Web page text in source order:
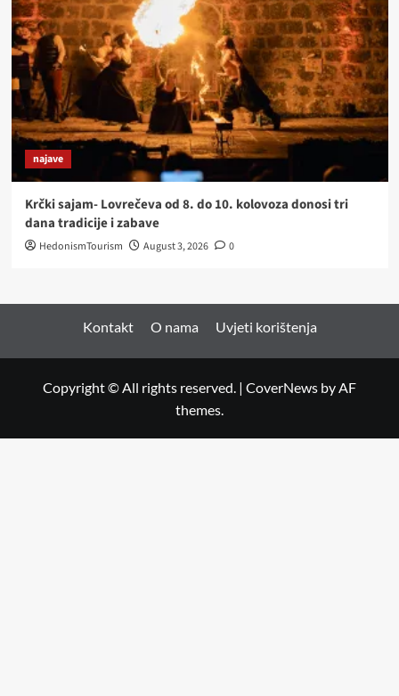
najave
Krčki sajam- Lovrečeva od 8. do 10. kolovoza donosi tri
dana tradicije i zabave
HedonismTourism August 3, 2026 0
Kontakt O nama Uvjeti korištenja
Copyright © All rights reserved. | CoverNews by AF
themes.